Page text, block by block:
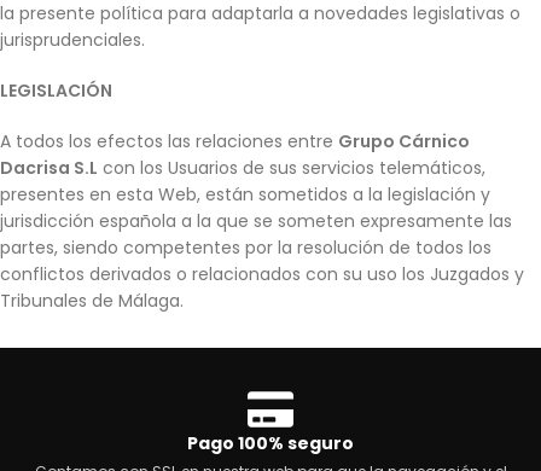
la presente política para adaptarla a novedades legislativas o
jurisprudenciales.
LEGISLACIÓN
A todos los efectos las relaciones entre Grupo Cárnico
Dacrisa S.L con los Usuarios de sus servicios telemáticos,
presentes en esta Web, están sometidos a la legislación y
jurisdicción española a la que se someten expresamente las
partes, siendo competentes por la resolución de todos los
conflictos derivados o relacionados con su uso los Juzgados y
Tribunales de Málaga.
Pago 100% seguro